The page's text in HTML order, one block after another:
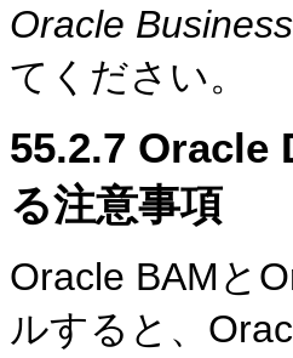
Oracle
てください。
55.2.7 Oracle
る注意事項
Oracle BAMと
ルすると、